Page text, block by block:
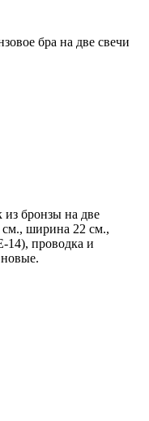
бра на две свечи
из бронзы на две
см., ширина 22 см.,
14), проводка и